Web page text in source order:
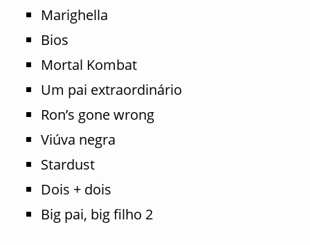
Marighella
Bios
Mortal Kombat
Um pai extraordinário
Ron’s gone wrong
Viúva negra
Stardust
Dois + dois
Big pai, big filho 2